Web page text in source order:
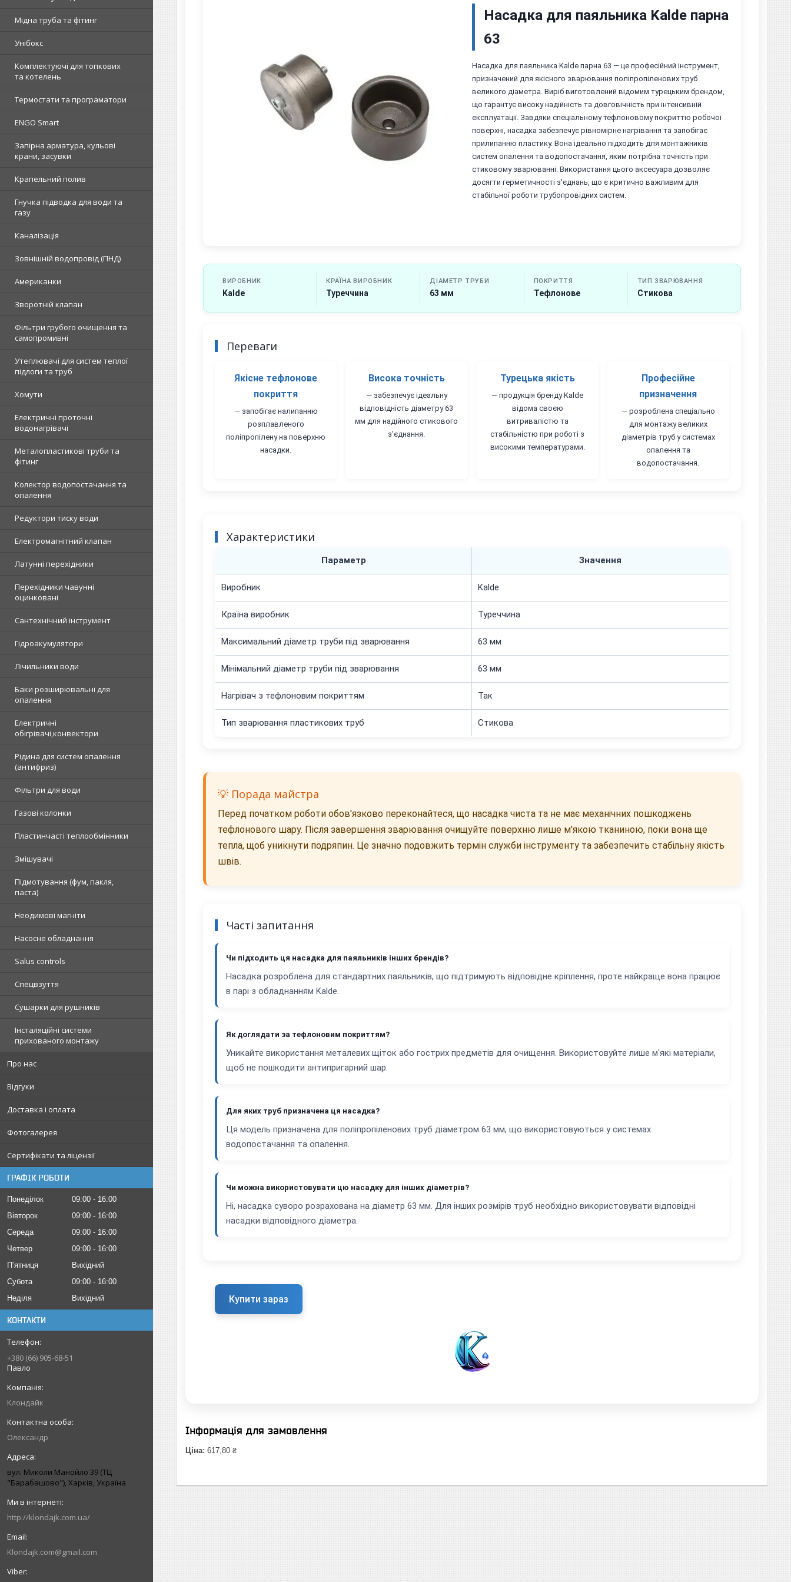
Мідна труба та фітинг
Унібокс
Комплектуючі для топкових
та котелень
Термостати та програматори
ENGO Smart
Запірна арматура, кульові
крани, засувки
Крапельний полив
Гнучка підводка для води та
газу
Каналізація
Зовнішній водопровід (ПНД)
Американки
Зворотній клапан
Фільтри грубого очищення та
самопромивні
Утеплювачі для систем теплої
підлоги та труб
Хомути
Електричні проточні
водонагрівачі
Металопластикові труби та
фітинг
Колектор водопостачання та
опалення
Редуктори тиску води
Електромагнітний клапан
Латунні перехідники
Перехідники чавунні
оцинковані
Сантехнічний інструмент
Гідроакумулятори
Лічильники води
Баки розширювальні для
опалення
Електричні
обігрівачі,конвектори
Рідина для систем опалення
(антифриз)
Фільтри для води
Газові колонки
Пластинчасті теплообмінники
Змішувачі
Підмотування (фум, пакля,
паста)
Неодимові магніти
Насосне обладнання
Salus controls
Спецвзуття
Сушарки для рушників
Інсталяційні системи
прихованого монтажу
Про нас
Відгуки
Доставка і оплата
Фотогалерея
Сертифікати та ліцензії
ГРАФІК РОБОТИ
Понеділок 09:00
16:00
Вівторок
09:00
16:00
Середа
09:00
16:00
Четвер
09:00
16:00
Пʼятниця
Вихідний
Субота
09:00
16:00
Неділя
Вихідний
КОНТАКТИ
+380 (66) 905-68-51
Павло
Клондайк
Олександр
вул. Миколи Манойло 39 (ТЦ
"Барабашово"), Харків, Україна
http://klondajk.com.ua/
Klondajk.com@gmail.com
Насадка для паяльника Kalde парна
63
Насадка для паяльника Kalde парна 63 — це професійний інструмент,
призначений для якісного зварювання поліпропіленових труб
великого діаметра. Виріб виготовлений відомим турецьким брендом,
що гарантує високу надійність та довговічність при інтенсивній
експлуатації. Завдяки спеціальному тефлоновому покриттю робочої
поверхні, насадка забезпечує рівномірне нагрівання та запобігає
прилипанню пластику. Вона ідеально підходить для монтажників
систем опалення та водопостачання, яким потрібна точність при
стиковому зварюванні. Використання цього аксесуара дозволяє
досягти герметичності з'єднань, що є критично важливим для
стабільної роботи трубопровідних систем.
ВИРОБНИК
Kalde
КРАЇНА ВИРОБНИК
Туреччина
ДІАМЕТР ТРУБИ
63 мм
ПОКРИТТЯ
Тефлонове
ТИП ЗВАРЮВАННЯ
Стикова
Переваги
Якісне тефлонове
покриття
— запобігає налипанню
розплавленого
поліпропілену на поверхню
насадки.
Висока точність
— забезпечує ідеальну
відповідність діаметру 63
мм для надійного стикового
з'єднання.
Турецька якість
— продукція бренду Kalde
відома своєю
витривалістю та
стабільністю при роботі з
високими температурами.
Професійне
призначення
— розроблена спеціально
для монтажу великих
діаметрів труб у системах
опалення та
водопостачання.
Характеристики
Параметр Значення
Виробник Kalde
Країна виробник Туреччина
Максимальний діаметр труби під зварювання 63 мм
Мінімальний діаметр труби під зварювання 63 мм
Нагрівач з тефлоновим покриттям Так
Тип зварювання пластикових труб Стикова
💡 Порада майстра
Перед початком роботи обов'язково переконайтеся, що насадка чиста та не має механічних пошкоджень
тефлонового шару. Після завершення зварювання очищуйте поверхню лише м'якою тканиною, поки вона ще
тепла, щоб уникнути подряпин. Це значно подовжить термін служби інструменту та забезпечить стабільну якість
швів.
Часті запитання
Чи підходить ця насадка для паяльників інших брендів?
Насадка розроблена для стандартних паяльників, що підтримують відповідне кріплення, проте найкраще вона працює
в парі з обладнанням Kalde.
Як доглядати за тефлоновим покриттям?
Уникайте використання металевих щіток або гострих предметів для очищення. Використовуйте лише м'які матеріали,
щоб не пошкодити антипригарний шар.
Для яких труб призначена ця насадка?
Ця модель призначена для поліпропіленових труб діаметром 63 мм, що використовуються у системах
водопостачання та опалення.
Чи можна використовувати цю насадку для інших діаметрів?
Ні, насадка суворо розрахована на діаметр 63 мм. Для інших розмірів труб необхідно використовувати відповідні
насадки відповідного діаметра.
Купити зараз
Інформація для замовлення
Ціна: 617,80 ₴